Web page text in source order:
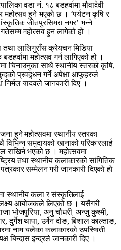
वडा नं. १८ बडहर्वामा मौवादेवी
महोत्सव हुने भएको छ । ‘पर्यटन कृषि र
जीतपुरसिमरा नगर’ भन्ने
महोत्सव हुन लागेको हो ।
तथा लालिगुराँस क्रेयचन मिडिया
महोत्सव गर्न लागिएको हो ।
चिनाउनुका साथै स्थानीय स्तरको कृषि,
प्रवद्र्धन गर्ने अपेक्षा आफूहरुले
निर्मल यादवले जानकारी दिए ।
हुने महोत्सवमा स्थानीय स्तरका
विभिन्न समुदायको खानाको परिकारलाई
राखिने भएको छ । महोत्सवमा
तथा स्थानीय कलाकारको सांगितिक
सम्मेलन गरी जानकारी दिएको हो
स्थानीय कला र संस्कृतिलाई
लक्ष्य आयोजकले लिएको छ । यसैगरी
भोजपुरिया, अनु चौधरी, अन्जु कुश्मी,
दुर्गेश थापा, उर्गेन दोङ, बिशाल काल्ताङ,
नाम चलेका कलाकारको उपस्थिती
बिन्दास इन्द्रले जानकारी दिए ।